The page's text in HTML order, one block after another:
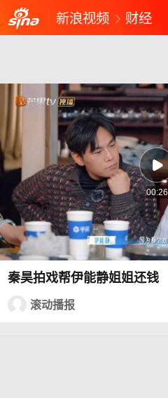
新浪视频 财经
00:26
秦昊拍戏帮伊能静姐姐还钱
滚动播报